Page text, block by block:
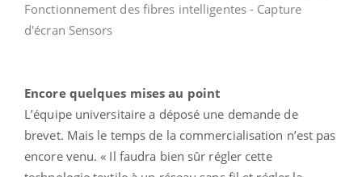
Fonctionnement des fibres intelligentes - Capture
d'écran Sensors
Encore quelques mises au point
L’équipe universitaire a déposé une demande de
brevet. Mais le temps de la commercialisation n’est pas
encore venu. « Il faudra bien sûr régler cette